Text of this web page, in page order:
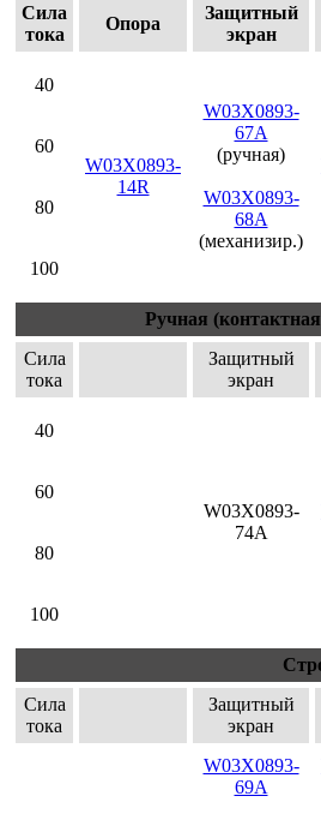
Сила
тока
Опора
Защитный
экран
40
W03X0893-
14R
W03X0893-
67A
(ручная)
W03X0893-
68A
(механизир.)
60
80
100
Ручная
Сила
тока
Защитный
экран
40
W03X0893-
74A
60
80
100
Сила
тока
Защитный
экран
W03X0893-
69A